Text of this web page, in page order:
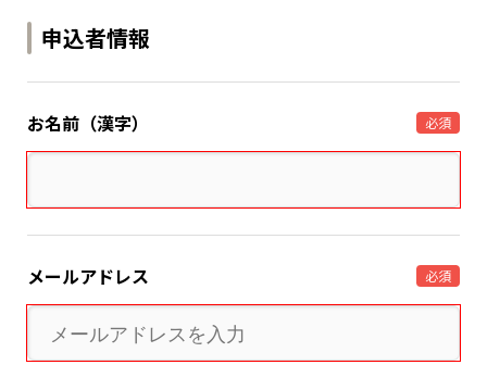
申込者情報
お名前（漢字） 必須
メールアドレス 必須